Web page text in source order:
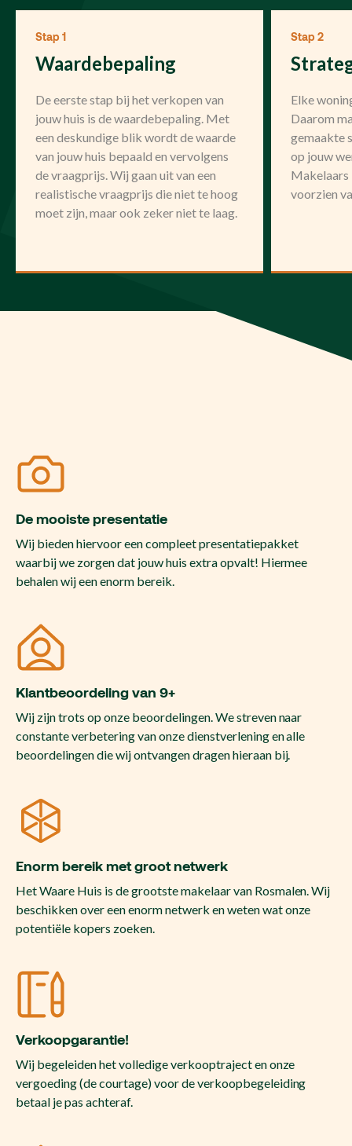
Stap 1
Waardebepaling
De eerste stap bij het verkopen van
jouw huis is de waardebepaling. Met
een deskundige blik wordt de waarde
van jouw huis bepaald en vervolgens
de vraagprijs. Wij gaan uit van een
realistische vraagprijs die niet te hoog
moet zijn, maar ook zeker niet te laag.
Stap 2
Elke
Daarom
gemaakte
op jouw
Makelaars
voorzien
De mooiste presentatie
Wij bieden hiervoor een compleet presentatiepakket
waarbij we zorgen dat jouw huis extra opvalt! Hiermee
behalen wij een enorm bereik.
Klantbeoordeling van 9+
Wij zijn trots op onze beoordelingen. We streven naar
constante verbetering van onze dienstverlening en alle
beoordelingen die wij ontvangen dragen hieraan bij.
Enorm bereik met groot netwerk
Het Waare Huis is de grootste makelaar van Rosmalen. Wij
beschikken over een enorm netwerk en weten wat onze
potentiële kopers zoeken.
Verkoopgarantie!
Wij begeleiden het volledige verkooptraject en onze
vergoeding (de courtage) voor de verkoopbegeleiding
betaal je pas achteraf.